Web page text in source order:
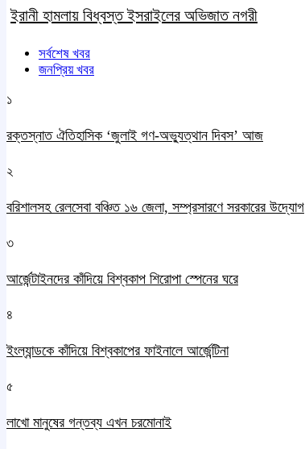
ইরানী হামলায় বিধ্বস্ত ইসরাইলের অভিজাত নগরী
সর্বশেষ খবর
জনপ্রিয় খবর
১
রক্তস্নাত ঐতিহাসিক ‌‘জুলাই গণ-অভ্যুত্থান দিবস’ আজ
২
বরিশালসহ রেলসেবা বঞ্চিত ১৬ জেলা, সম্প্রসারণে সরকারের উদ্যোগ
৩
আর্জেন্টাইনদের কাঁদিয়ে বিশ্বকাপ শিরোপা স্পেনের ঘরে
৪
ইংল্যান্ডকে কাঁদিয়ে বিশ্বকাপের ফাইনালে আর্জেন্টিনা
৫
লাখো মানুষের গন্তব্য এখন চরমোনাই